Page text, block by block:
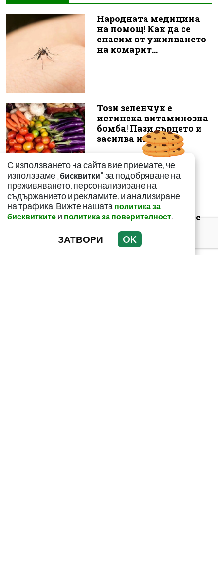
Народната медицина
на помощ! Как да се
спасим от ужилването
на комарит...
Този зеленчук е
истинска витаминозна
бомба! Пази сърцето и
засилва иму...
Как да пречистим
черния си дроб от
токсини? Рецептата е
С използването на сайта вие приемате, че
използваме „бисквитки" за подобряване на
преживяването, персонализиране на
съдържанието и рекламите, и анализиране
на трафика. Вижте нашата политика за
бисквитките и политика за поверителност.
ЗАТВОРИ OK